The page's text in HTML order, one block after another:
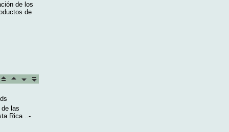
de los
de
las
Rica ..-